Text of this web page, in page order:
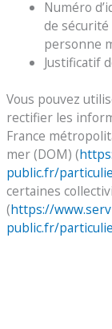
Numéro
de sécurité
personne
Justificatif
Vous pouvez
rectifier les
France
mer (DOM) (
public.fr/
certaines
(https://
public.fr/